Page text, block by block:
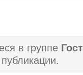
в группе